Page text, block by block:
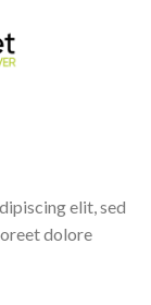
elit, sed
dolore